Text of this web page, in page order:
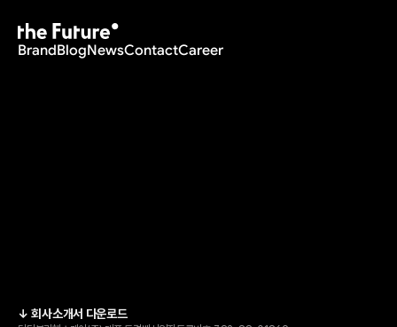
BrandBlogNewsContactCareer
↓ 회사소개서 다운로드